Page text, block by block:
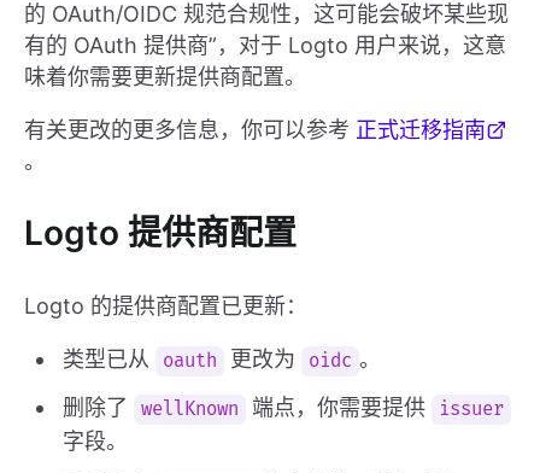
的 OAuth/OIDC 规范合规性，这可能会破坏某些现
有的 OAuth 提供商”，对于 Logto 用户来说，这意
味着你需要更新提供商配置。
有关更改的更多信息，你可以参考 正式迁移指南
。
Logto 提供商配置
Logto 的提供商配置已更新：
类型已从 oauth 更改为 oidc 。
删除了
wellKnown 端点，你需要提供 issuer
字段。